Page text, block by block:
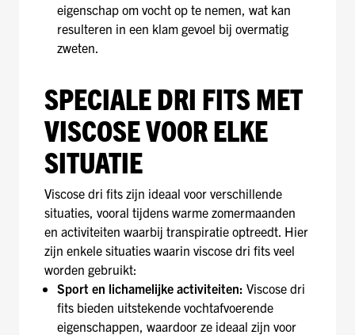
eigenschap om vocht op te nemen, wat kan
resulteren in een klam gevoel bij overmatig
zweten.
SPECIALE DRI FITS MET
VISCOSE VOOR ELKE
SITUATIE
Viscose dri fits zijn ideaal voor verschillende
situaties, vooral tijdens warme zomermaanden
en activiteiten waarbij transpiratie optreedt. Hier
zijn enkele situaties waarin viscose dri fits veel
worden gebruikt:
Sport en lichamelijke activiteiten: Viscose dri
fits bieden uitstekende vochtafvoerende
eigenschappen, waardoor ze ideaal zijn voor